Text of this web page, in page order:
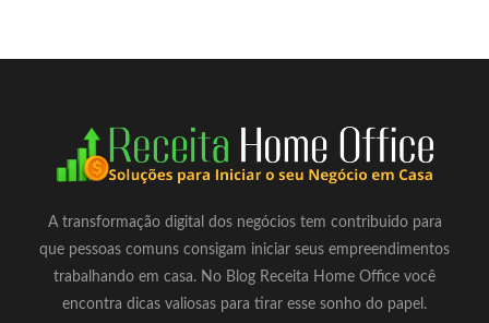
A transformação digital dos negócios tem contribuido para
que pessoas comuns consigam iniciar seus empreendimentos
trabalhando em casa. No Blog Receita Home Office você
encontra dicas valiosas para tirar esse sonho do papel.